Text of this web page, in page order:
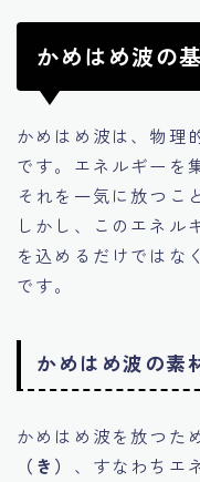
かめはめ波の
かめはめ波は、物理
です。エネルギーを
それを一気に放つこ
しかし、このエネル
を込めるだけではな
です。
かめはめ波の素
かめはめ波を放つた
（き） 、すなわちエ